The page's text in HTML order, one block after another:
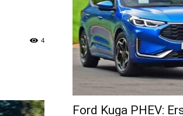
4
Ford Kuga PHEV: